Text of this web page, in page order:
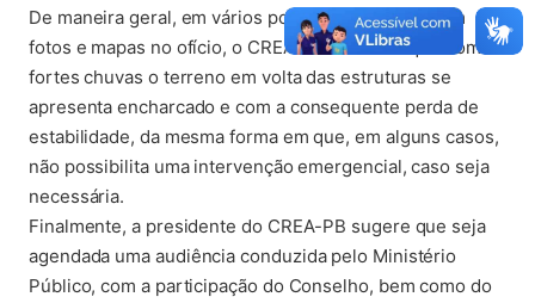
De maneira geral, em vários pontos destacados com
fotos e mapas no ofício, o CREA-PB verificou que com as
fortes chuvas o terreno em volta das estruturas se
apresenta encharcado e com a consequente perda de
estabilidade, da mesma forma em que, em alguns casos,
não possibilita uma intervenção emergencial, caso seja
necessária.
Finalmente, a presidente do CREA-PB sugere que seja
agendada uma audiência conduzida pelo Ministério
Público, com a participação do Conselho, bem como do